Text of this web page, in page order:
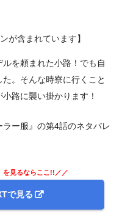
が含まれています】
を頼まれた小路！でも自
。そんな時寮に行くこと
路に襲い掛かります！
ー服』の第4話のネタバレ
を見るならここ!!／／
で見る